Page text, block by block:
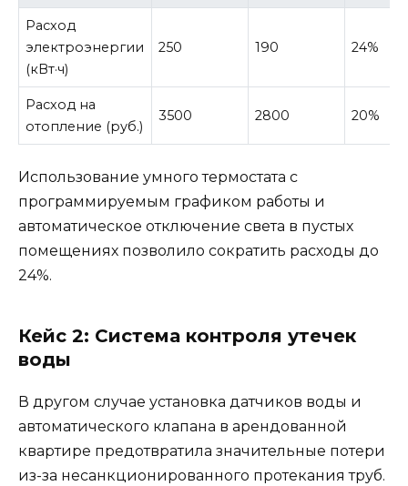
Расход
электроэнергии
(кВт·ч)
250 190 24%
Расход на
отопление (руб.)
3500 2800 20%
Использование умного термостата с
программируемым графиком работы и
автоматическое отключение света в пустых
помещениях позволило сократить расходы до
24%.
Кейс 2: Система контроля утечек
воды
В другом случае установка датчиков воды и
автоматического клапана в арендованной
квартире предотвратила значительные потери
из-за несанкционированного протекания труб.